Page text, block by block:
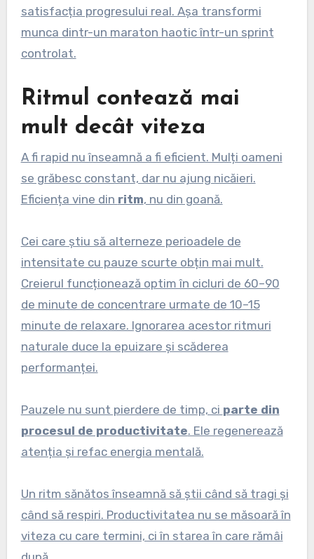
satisfacția progresului real. Așa transformi
munca dintr-un maraton haotic într-un sprint
controlat.
Ritmul contează mai
mult decât viteza
A fi rapid nu înseamnă a fi eficient. Mulți oameni
se grăbesc constant, dar nu ajung nicăieri.
Eficiența vine din ritm, nu din goană.
Cei care știu să alterneze perioadele de
intensitate cu pauze scurte obțin mai mult.
Creierul funcționează optim în cicluri de 60–90
de minute de concentrare urmate de 10–15
minute de relaxare. Ignorarea acestor ritmuri
naturale duce la epuizare și scăderea
performanței.
Pauzele nu sunt pierdere de timp, ci parte din
procesul de productivitate. Ele regenerează
atenția și refac energia mentală.
Un ritm sănătos înseamnă să știi când să tragi și
când să respiri. Productivitatea nu se măsoară în
viteza cu care termini, ci în starea în care rămâi